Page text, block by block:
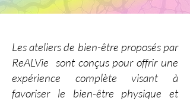
Les ateliers de bien-être proposés par
ReALVie sont conçus pour offrir une
expérience complète visant à
favoriser le bien-être physique et